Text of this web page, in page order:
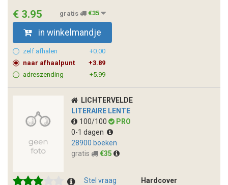
€ 3.95 gratis €35
in winkelmandje
zelf afhalen
+0.00
naar afhaalpunt
+3.89
adreszending
+5.99
LICHTERVELDE
LITERAIRE LENTE
100/100
PRO
0-1 dagen
28900 boeken
gratis
€35
Stel vraag
Hardcover